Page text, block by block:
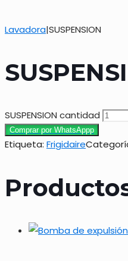
Lavadora|SUSPENSION
SUSPENSION cantidad
Comprar por WhatsAppp
Etiqueta: Frigidaire